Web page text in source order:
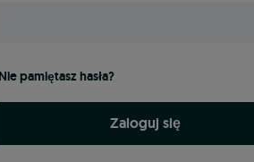
Nie pamiętasz hasła?
Zaloguj się